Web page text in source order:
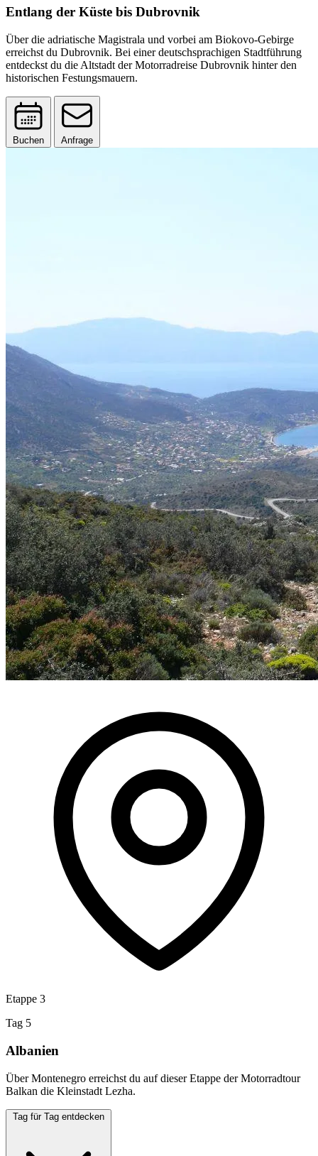
Entlang der Küste bis Dubrovnik
Über die adriatische Magistrala und vorbei am Biokovo-Gebirge
erreichst du Dubrovnik. Bei einer deutschsprachigen Stadtführung
entdeckst du die Altstadt der Motorradreise Dubrovnik hinter den
historischen Festungsmauern.
Buchen Anfrage
Etappe 3
Tag 5
Albanien
Über Montenegro erreichst du auf dieser Etappe der Motorradtour
Balkan die Kleinstadt Lezha.
Tag für Tag entdecken